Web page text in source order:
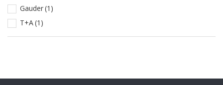
Gauder(1)
T+A(1)